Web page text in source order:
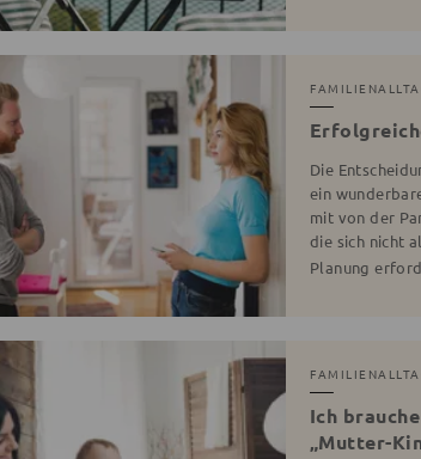
Die
ein
mit von der
die sich nicht
Planung
Ich
„Mutter-